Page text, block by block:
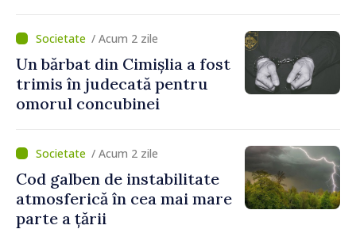
/ Acum 2 zile
Un bărbat din Cimișlia a fost
trimis în judecată pentru
omorul concubinei
/ Acum 2 zile
Cod galben de instabilitate
atmosferică în cea mai mare
parte a țării